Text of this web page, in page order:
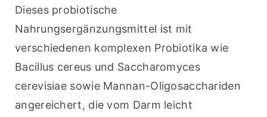
Dieses probiotische
Nahrungsergänzungsmittel ist mit
verschiedenen komplexen Probiotika wie
Bacillus cereus und Saccharomyces
cerevisiae sowie Mannan-Oligosacchariden
angereichert, die vom Darm leicht